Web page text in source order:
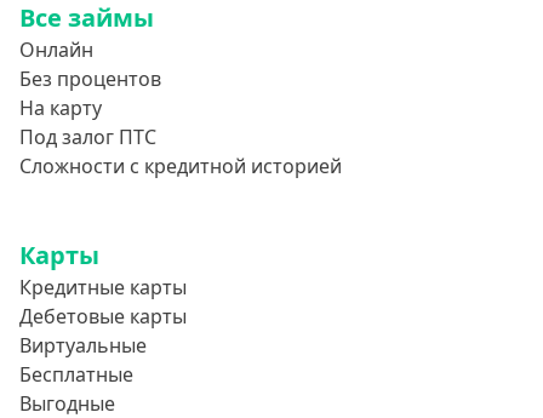
Все займы
Онлайн
Без процентов
На карту
Под залог ПТС
Сложности с кредитной историей
Карты
Кредитные карты
Дебетовые карты
Виртуальные
Бесплатные
Выгодные